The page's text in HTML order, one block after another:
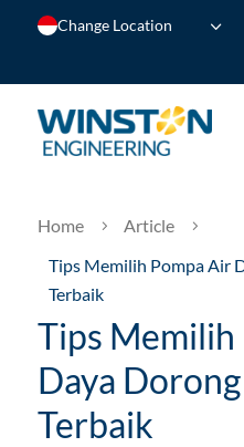
Change Location
Home 5 Article 5
Tips Memilih Pompa Air
Terbaik
Tips Memilih
Daya
Terbaik